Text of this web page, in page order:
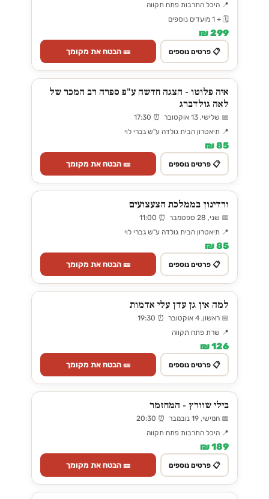
📍 היכל התרבות פתח תקווה
🗓️ + 1 מועדים נוספים
299 ₪
📋 פרטים נוספים 🎫 הבטח את מקומך
איה פלוטו - הצגה חדשה ע"פ ספרה רב המכר של
לאה גולדברג
📅 שלישי, 13 אוקטובר ⏰ 17:30
📍 תיאטרון הבית גולדה ע"ש גברי לוי
85 ₪
📋 פרטים נוספים 🎫 הבטח את מקומך
ורדינון בממלכת הצעצועים
📅 שני, 28 ספטמבר ⏰ 11:00
📍 תיאטרון הבית גולדה ע"ש גברי לוי
85 ₪
📋 פרטים נוספים 🎫 הבטח את מקומך
למה אין גן עדן עלי אדמות
📅 ראשון, 4 אוקטובר ⏰ 19:30
📍 שרת פתח תקווה
126 ₪
📋 פרטים נוספים 🎫 הבטח את מקומך
בילי שוורץ - המחזמר
📅 חמישי, 19 נובמבר ⏰ 20:30
📍 היכל התרבות פתח תקווה
189 ₪
📋 פרטים נוספים 🎫 הבטח את מקומך